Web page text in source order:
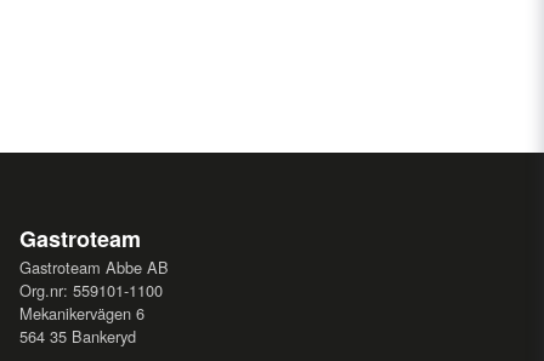
Gastroteam
Gastroteam Abbe AB
Org.nr: 559101-1100
Mekanikervägen 6
564 35 Bankeryd